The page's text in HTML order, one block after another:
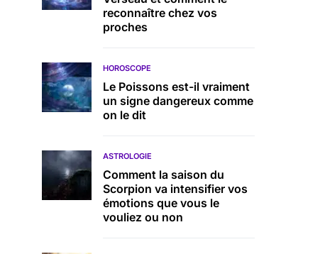
reconnaître chez vos
proches
HOROSCOPE
Le Poissons est-il vraiment
un signe dangereux comme
on le dit
ASTROLOGIE
Comment la saison du
Scorpion va intensifier vos
émotions que vous le
vouliez ou non